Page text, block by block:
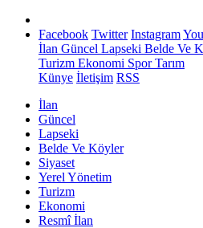
Facebook Twitter Instagram
İlan Güncel Lapseki Belde Ve
Turizm Ekonomi SporTarım
Künye İletişim RSS
İlan
Güncel
Lapseki
Belde Ve Köyler
Siyaset
Yerel Yönetim
Turizm
Ekonomi
Resmî İlan